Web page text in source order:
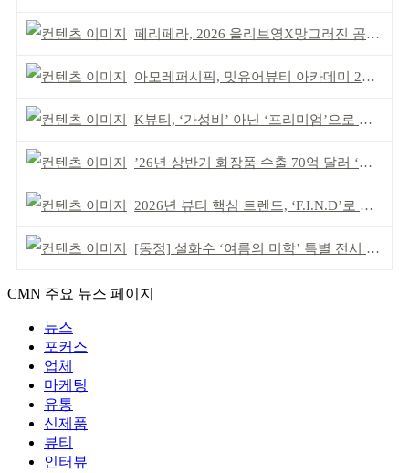
페리페라, 2026 올리브영X망그러진 곰 콜라보
아모레퍼시픽, 밋유어뷰티 아카데미 2기 발대식
K뷰티, ‘가성비’ 아닌 ‘프리미엄’으로 승부걸어야
’26년 상반기 화장품 수출 70억 달러 ‘역대 최고’
2026년 뷰티 핵심 트렌드, ‘F.I.N.D’로 읽는다
[동정] 설화수 ‘여름의 미학’ 특별 전시 개최
CMN 주요 뉴스 페이지
뉴스
포커스
업체
마케팅
유통
신제품
뷰티
인터뷰